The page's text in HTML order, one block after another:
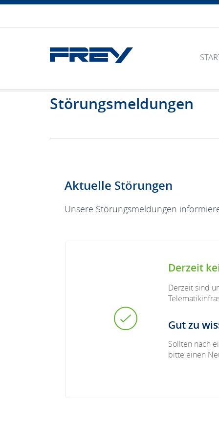
Störungsmeldungen
Aktuelle Störungen
Unsere Störungsmeldungen
Derzeit
Derzeit sind
Gut zu
Sollten nach
bitte einen